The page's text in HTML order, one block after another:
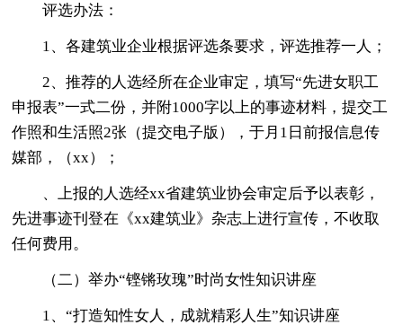
评选办法：
1、各建筑业企业根据评选条要求，评选推荐一人；
2、推荐的人选经所在企业审定，填写“先进女职工
申报表”一式二份，并附1000字以上的事迹材料，提交工
作照和生活照2张（提交电子版），于月1日前报信息传
媒部，（xx）；
、上报的人选经xx省建筑业协会审定后予以表彰，
先进事迹刊登在《xx建筑业》杂志上进行宣传，不收取
任何费用。
（二）举办“铿锵玫瑰”时尚女性知识讲座
1、“打造知性女人，成就精彩人生”知识讲座